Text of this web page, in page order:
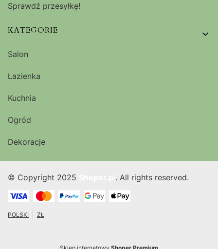
Sprawdź przesyłkę!
KATEGORIE
Salon
Łazienka
Kuchnia
Ogród
Dekoracje
© Copyright 2025 . All rights reserved.
POLSKI ZŁ